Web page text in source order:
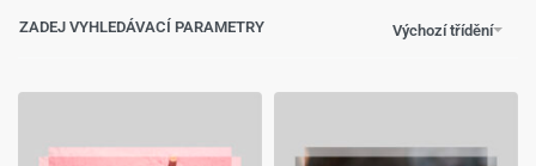
Výchozí třídění
ZADEJ VYHLEDÁVACÍ PARAMETRY